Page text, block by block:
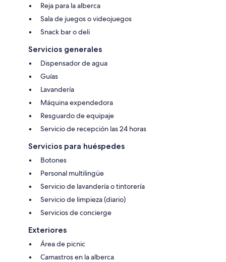
Reja para la alberca
Sala de juegos o videojuegos
Snack bar o deli
Servicios generales
Dispensador de agua
Guías
Lavandería
Máquina expendedora
Resguardo de equipaje
Servicio de recepción las 24 horas
Servicios para huéspedes
Botones
Personal multilingüe
Servicio de lavandería o tintorería
Servicio de limpieza (diario)
Servicios de concierge
Exteriores
Área de picnic
Camastros en la alberca